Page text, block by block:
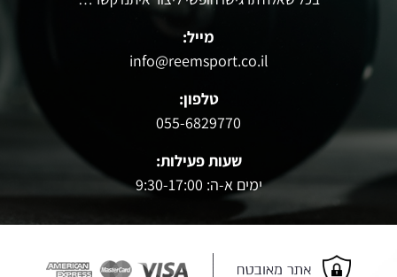
מייל:
info@reemsport.co.il
טלפון:
055-6829770
שעות פעילות:
ימים א-ה: 9:30-17:00